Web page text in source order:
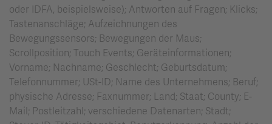
oder IDFA, beispielsweise); Antworten auf Fragen; Klicks;
Tastenanschläge; Aufzeichnungen des
Bewegungssensors; Bewegungen der Maus;
Scrollposition; Touch Events; Geräteinformationen;
Vorname; Nachname; Geschlecht; Geburtsdatum;
Telefonnummer; USt-ID; Name des Unternehmens; Beruf;
physische Adresse; Faxnummer; Land; Staat; County; E-
Mail; Postleitzahl; verschiedene Datenarten; Stadt;